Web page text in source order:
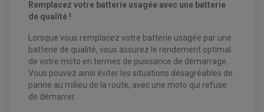
BOUGIE NGK
FILTRE A AIR
FILTRE A HUILE
OUTILLAGE
PRODUIT D'ENTRETIEN
Remplacez votre batterie usagée avec une batterie
de qualité !
Lorsque vous remplacez votre batterie usagée par une
batterie de qualité, vous assurez le rendement optimal
de votre moto en termes de puissance de démarrage.
Vous pouvez ainsi éviter les situations désagréables de
panne au milieu de la route, avec une moto qui refuse
de démarrer.